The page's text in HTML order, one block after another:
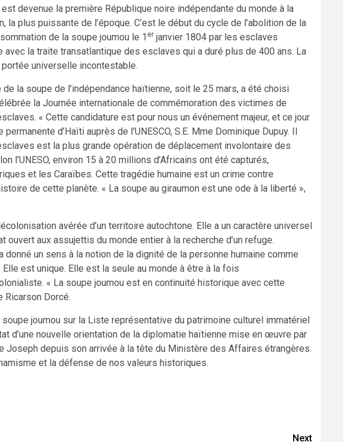
devenue la première République noire indépendante du monde à la
la plus puissante de l’époque. C’est le début du cycle de l’abolition de la
de la soupe joumou le 1 er janvier 1804 par les esclaves
la traite transatlantique des esclaves qui a duré plus de 400 ans. La
universelle incontestable.
la soupe de l’indépendance haïtienne, soit le 25 mars, a été choisi
la Journée internationale de commémoration des victimes de
« Cette candidature est pour nous un événement majeur, et ce jour
d’Haïti auprès de l’UNESCO, S.E. Mme Dominique Dupuy. Il
est la plus grande opération de déplacement involontaire des
l’UNESO, environ 15 à 20 millions d’Africains ont été capturés,
et les Caraïbes. Cette tragédie humaine est un crime contre
de cette planète. « La soupe au giraumon est une ode à la liberté »,
avérée d’un territoire autochtone. Elle a un caractère universel
ouvert aux assujettis du monde entier à la recherche d’un refuge.
donné un sens à la notion de la dignité de la personne humaine comme
est unique. Elle est la seule au monde à être à la fois
« La soupe joumou est en continuité historique avec cette
Ricarson Dorcé.
joumou sur la Liste représentative du patrimoine culturel immatériel
d’une nouvelle orientation de la diplomatie haïtienne mise en œuvre par
Joseph depuis son arrivée à la tête du Ministère des Affaires étrangères.
et la défense de nos valeurs historiques.
Next